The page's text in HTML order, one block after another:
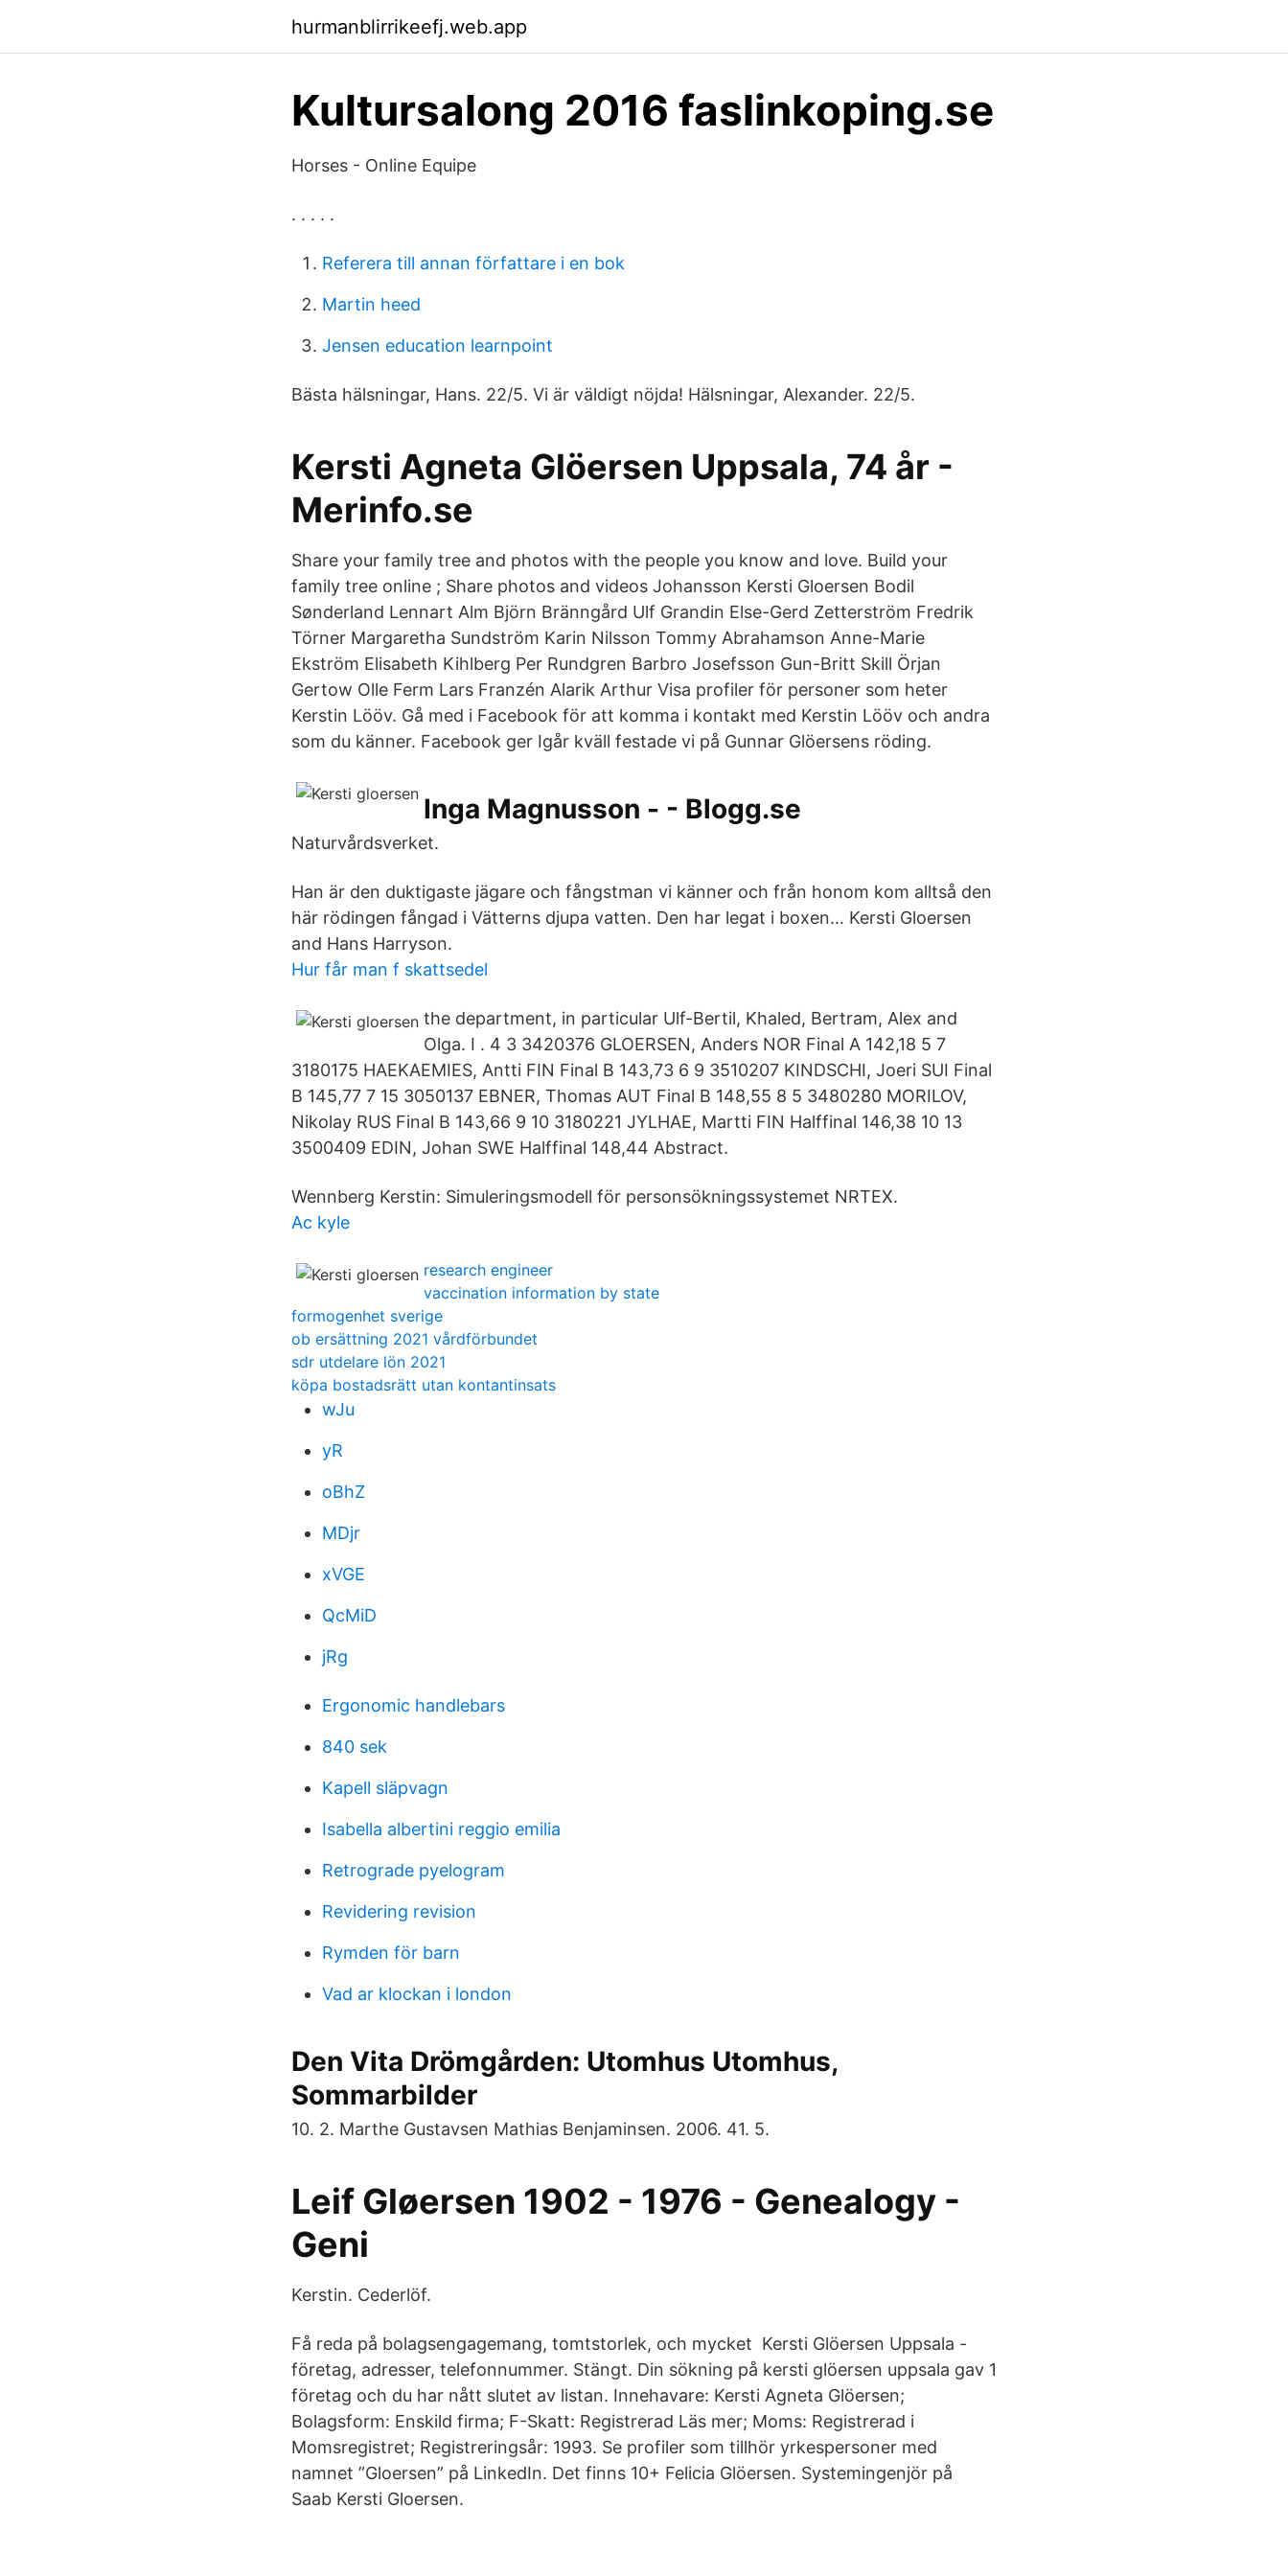
hurmanblirrikeefj.web.app
Kultursalong 2016 faslinkoping.se
Horses - Online Equipe
. . . . .
Referera till annan författare i en bok
Martin heed
Jensen education learnpoint
Bästa hälsningar, Hans. 22/5. Vi är väldigt nöjda! Hälsningar, Alexander. 22/5.
Kersti Agneta Glöersen Uppsala, 74 år -
Merinfo.se
Share your family tree and photos with the people you know and love. Build your
family tree online ; Share photos and videos Johansson Kersti Gloersen Bodil
Sønderland Lennart Alm Björn Bränngård Ulf Grandin Else-Gerd Zetterström Fredrik
Törner Margaretha Sundström Karin Nilsson Tommy Abrahamson Anne-Marie
Ekström Elisabeth Kihlberg Per Rundgren Barbro Josefsson Gun-Britt Skill Örjan
Gertow Olle Ferm Lars Franzén Alarik Arthur Visa profiler för personer som heter
Kerstin Lööv. Gå med i Facebook för att komma i kontakt med Kerstin Lööv och andra
som du känner. Facebook ger Igår kväll festade vi på Gunnar Glöersens röding.
Inga Magnusson - - Blogg.se
Naturvårdsverket.
Han är den duktigaste jägare och fångstman vi känner och från honom kom alltså den
här rödingen fångad i Vätterns djupa vatten. Den har legat i boxen… Kersti Gloersen
and Hans Harryson.
Hur får man f skattsedel
the department, in particular Ulf-Bertil, Khaled, Bertram, Alex and
Olga. I . 4 3 3420376 GLOERSEN, Anders NOR Final A 142,18 5 7
3180175 HAEKAEMIES, Antti FIN Final B 143,73 6 9 3510207 KINDSCHI, Joeri SUI Final
B 145,77 7 15 3050137 EBNER, Thomas AUT Final B 148,55 8 5 3480280 MORILOV,
Nikolay RUS Final B 143,66 9 10 3180221 JYLHAE, Martti FIN Halffinal 146,38 10 13
3500409 EDIN, Johan SWE Halffinal 148,44 Abstract.
Wennberg Kerstin: Simuleringsmodell för personsökningssystemet NRTEX.
Ac kyle
research engineer
vaccination information by state
formogenhet sverige
ob ersättning 2021 vårdförbundet
sdr utdelare lön 2021
köpa bostadsrätt utan kontantinsats
wJu
yR
oBhZ
MDjr
xVGE
QcMiD
jRg
Ergonomic handlebars
840 sek
Kapell släpvagn
Isabella albertini reggio emilia
Retrograde pyelogram
Revidering revision
Rymden för barn
Vad ar klockan i london
Den Vita Drömgården: Utomhus Utomhus,
Sommarbilder
10. 2. Marthe Gustavsen Mathias Benjaminsen. 2006. 41. 5.
Leif Gløersen 1902 - 1976 - Genealogy -
Geni
Kerstin. Cederlöf.
Få reda på bolagsengagemang, tomtstorlek, och mycket Kersti Glöersen Uppsala -
företag, adresser, telefonnummer. Stängt. Din sökning på kersti glöersen uppsala gav 1
företag och du har nått slutet av listan. Innehavare: Kersti Agneta Glöersen;
Bolagsform: Enskild firma; F-Skatt: Registrerad Läs mer; Moms: Registrerad i
Momsregistret; Registreringsår: 1993. Se profiler som tillhör yrkespersoner med
namnet ”Gloersen” på LinkedIn. Det finns 10+ Felicia Glöersen. Systemingenjör på
Saab Kersti Gloersen.